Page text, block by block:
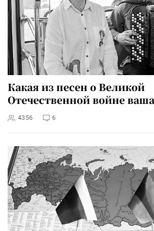
Какая из песен о Великой
Отечественной войне
4356 6